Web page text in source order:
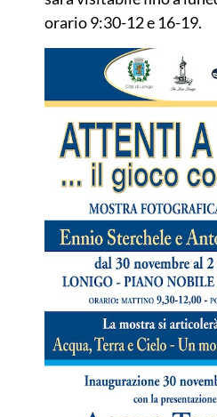
orario 9:30-12 e 16-19.